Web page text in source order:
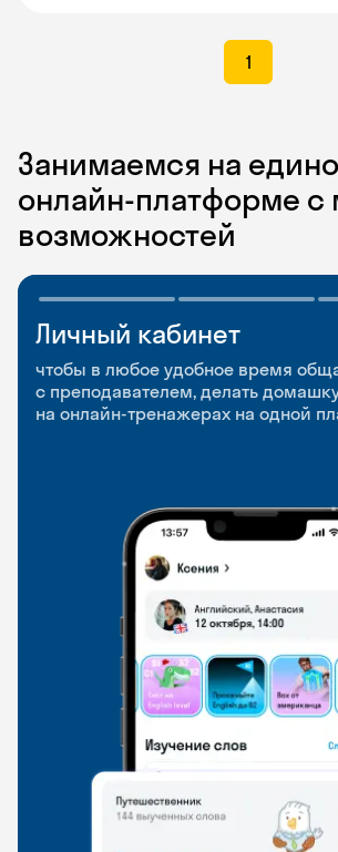
1
Занимаемся на
онлайн-платформе с
возможностей
Личный кабинет
чтобы в любое удобное время
с преподавателем, делать
на онлайн-тренажерах на одной
Мобильное
приложение
чтобы заниматься и изучать новые
и когда удобно
Разговорные клубы
и Talks
Групповые занятия для
и индивидуальные встречи с